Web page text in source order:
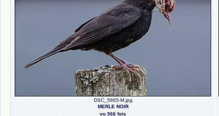
DSC_5865-M.jpg
MERLE NOIR
vu 366 fois